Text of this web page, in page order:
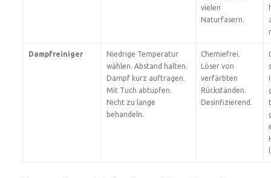
vielen
Naturfasern.
Dampfreiniger
Niedrige Temperatur
wählen. Abstand halten.
Dampf kurz auftragen.
Mit Tuch abtupfen.
Nicht zu lange
behandeln.
Chemiefrei.
Löser von
verfärbten
Rückständen.
Desinfizierend.